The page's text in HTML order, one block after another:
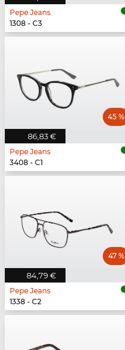
Pepe Jeans
1308 - C3
86,83 €
45 %
Pepe Jeans
3408 - C1
84,79 €
47 %
Pepe Jeans
1338 - C2